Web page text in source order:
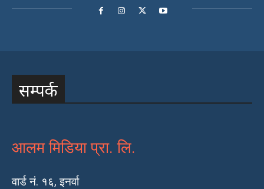
सम्पर्क
आलम मिडिया प्रा. लि.
वार्ड नं. १६, इनर्वा